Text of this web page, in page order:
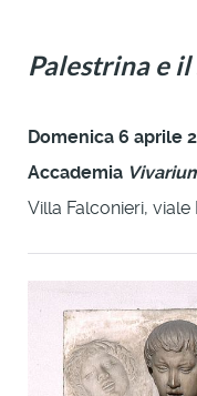
Palestrina e
Domenica 6 aprile
Accademia
Villa Falconieri,